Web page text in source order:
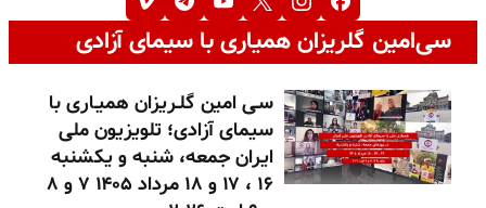
سی‌امین گلریزان همیاری با سیمای آزادی
سـی امین گلـریزان همیـاری با
سیمای آزادی؛ تلویزیون ملی
ایران جمعه، شنبه و یکشنبه
۱۶ ، ۱۷ و ۱۸ مرداد ۱۴۰۵ ۷ و ۸